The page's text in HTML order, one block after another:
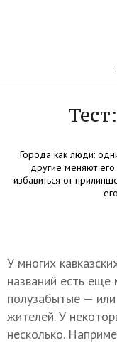
Города как люди:
другие меняют
избавиться от
У многих
названий есть
полузабытые —
жителей. У
несколько.